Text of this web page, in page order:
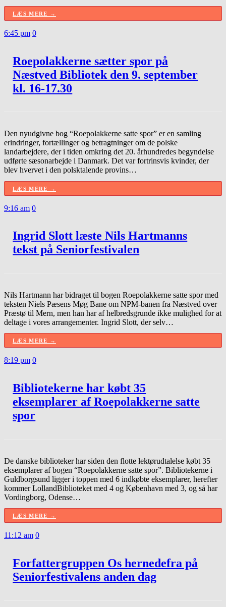
LÆS MERE →
6:45 pm 0
Roepolakkerne sætter spor på
Næstved Bibliotek den 9. september
kl. 16-17.30
Den nyudgivne bog “Roepolakkerne satte spor” er en samling
erindringer, fortællinger og betragtninger om de polske
landarbejdere, der i tiden omkring det 20. århundredes begyndelse
udførte sæsonarbejde i Danmark. Det var fortrinsvis kvinder, der
blev hvervet i den polsktalende provins…
LÆS MERE →
9:16 am 0
Ingrid Slott læste Nils Hartmanns
tekst på Seniorfestivalen
Nils Hartmann har bidraget til bogen Roepolakkerne satte spor med
teksten Niels Pæsens Møg Bane om NPM-banen fra Næstved over
Præstø til Mern, men han har af helbredsgrunde ikke mulighed for at
deltage i vores arrangementer. Ingrid Slott, der selv…
LÆS MERE →
8:19 pm 0
Bibliotekerne har købt 35
eksemplarer af Roepolakkerne satte
spor
De danske biblioteker har siden den flotte lektørudtalelse købt 35
eksemplarer af bogen “Roepolakkerne satte spor”. Bibliotekerne i
Guldborgsund ligger i toppen med 6 indkøbte eksemplarer, herefter
kommer LollandBiblioteket med 4 og København med 3, og så har
Vordingborg, Odense…
LÆS MERE →
11:12 am 0
Forfattergruppen Os hernedefra på
Seniorfestivalens anden dag